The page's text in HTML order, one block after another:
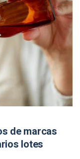
de marcas
lotes